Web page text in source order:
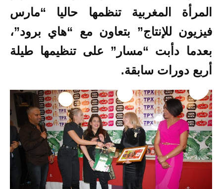
المرأة المغربية تنظمها حاليا “مارس
فيزيون للإنتاج” بتعاون مع “هاي برود”،
بعدما دأبت “مسار” على تنظيمها طيلة
أربع دورات سابقة.